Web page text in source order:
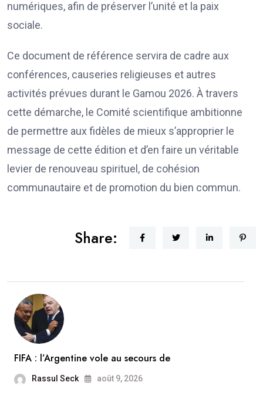
numériques, afin de préserver l’unité et la paix
sociale.
Ce document de référence servira de cadre aux
conférences, causeries religieuses et autres
activités prévues durant le Gamou 2026. À travers
cette démarche, le Comité scientifique ambitionne
de permettre aux fidèles de mieux s’approprier le
message de cette édition et d’en faire un véritable
levier de renouveau spirituel, de cohésion
communautaire et de promotion du bien commun.
Share:
FIFA : l’Argentine vole au secours de
Rassul Seck août 9, 2026